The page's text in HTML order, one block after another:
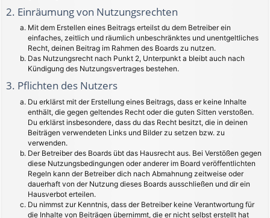
2. Einräumung von Nutzungsrechten
Mit dem Erstellen eines Beitrags erteilst du dem Betreiber ein
einfaches, zeitlich und räumlich unbeschränktes und unentgeltliches
Recht, deinen Beitrag im Rahmen des Boards zu nutzen.
Das Nutzungsrecht nach Punkt 2, Unterpunkt a bleibt auch nach
Kündigung des Nutzungsvertrages bestehen.
3. Pflichten des Nutzers
Du erklärst mit der Erstellung eines Beitrags, dass er keine Inhalte
enthält, die gegen geltendes Recht oder die guten Sitten verstoßen.
Du erklärst insbesondere, dass du das Recht besitzt, die in deinen
Beiträgen verwendeten Links und Bilder zu setzen bzw. zu
verwenden.
Der Betreiber des Boards übt das Hausrecht aus. Bei Verstößen gegen
diese Nutzungsbedingungen oder anderer im Board veröffentlichten
Regeln kann der Betreiber dich nach Abmahnung zeitweise oder
dauerhaft von der Nutzung dieses Boards ausschließen und dir ein
Hausverbot erteilen.
Du nimmst zur Kenntnis, dass der Betreiber keine Verantwortung für
die Inhalte von Beiträgen übernimmt, die er nicht selbst erstellt hat